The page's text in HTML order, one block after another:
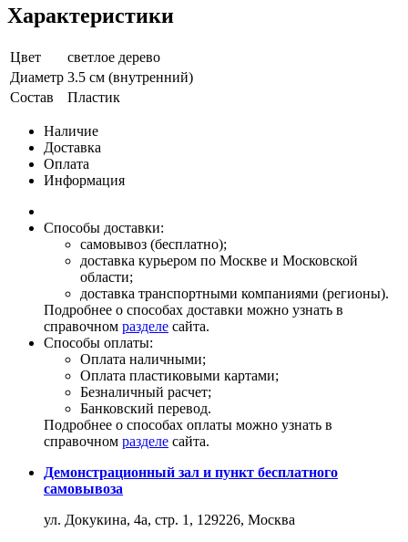
Характеристики
Цвет
светлое дерево
Диаметр 3.5 см (внутренний)
Состав
Пластик
Наличие
Доставка
Оплата
Информация
Способы доставки:
самовывоз (бесплатно);
доставка курьером по Москве и Московской
области;
доставка транспортными компаниями (регионы).
Подробнее о способах доставки можно узнать в
справочном разделе сайта.
Способы оплаты:
Оплата наличными;
Оплата пластиковыми картами;
Безналичный расчет;
Банковский перевод.
Подробнее о способах оплаты можно узнать в
справочном разделе сайта.
Демонстрационный зал и пункт бесплатного
самовывоза
ул. Докукина, 4а, стр. 1, 129226, Москва